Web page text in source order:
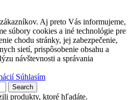
Aj preto Vás informujeme,
súbory cookies a iné technológie pre
chodu stránky, jej zabezpečenie,
sietí, prispôsobenie obsahu a
návštevnosti a správania
Súhlasím
Search
produkty, ktoré hľadáte.